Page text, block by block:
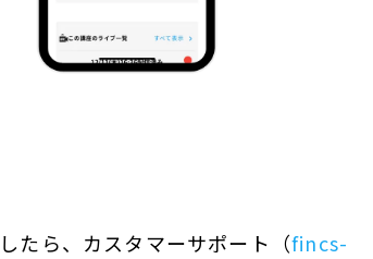
たら、カスタマーサポート（fincs-